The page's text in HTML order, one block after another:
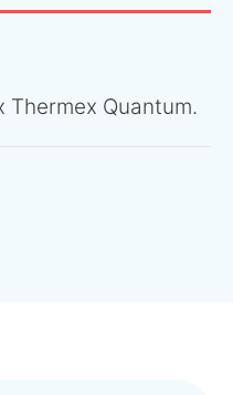
Thermex Quantum.